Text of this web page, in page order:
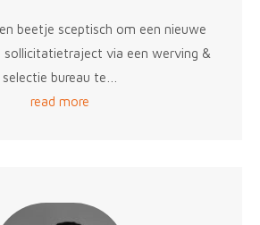
beetje sceptisch om een nieuwe
sollicitatietraject via een werving &
selectie bureau te…
read more